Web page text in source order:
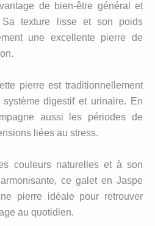
de bien-être général et
Sa texture lisse et son poids
une excellente pierre de
pierre est traditionnellement
digestif et urinaire. En
aussi les périodes de
liées au stress.
couleurs naturelles et à son
ce galet en Jaspe
pierre idéale pour retrouver
au quotidien.